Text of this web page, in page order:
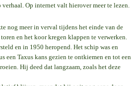
Op internet valt hierover meer te lezen.
nog meer in verval tijdens het einde van de
en het koor kregen klappen te verwerken.
en in 1950 heropend. Het schip was en
een Taxus kans gezien te ontkiemen en tot een
Hij deed dat langzaam, zoals het deze